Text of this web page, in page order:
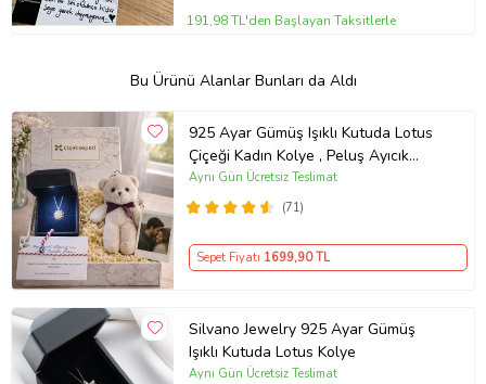
191,98 TL'den Başlayan Taksitlerle
Bu Ürünü Alanlar Bunları da Aldı
925 Ayar Gümüş Işıklı Kutuda Lotus
Çiçeği Kadın Kolye , Peluş Ayıcık
Anahtarlık Marteniçka Bileklik,
Polaroid Fotoğraf Hediye
(71)
Aynı Gün Ücretsiz Teslimat
Sepet Fiyatı 1699,90 TL
Silvano Jewelry 925 Ayar Gümüş
Işıklı Kutuda Lotus Kolye
Aynı Gün Ücretsiz Teslimat